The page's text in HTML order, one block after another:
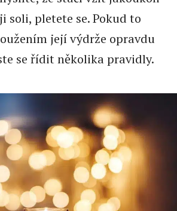
soli, pletete se. Pokud to
její výdrže opravdu
se řídit několika pravidly.